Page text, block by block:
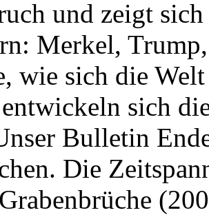
und zeigt
Merkel,
wie sich die
sich
Bulletin
Die